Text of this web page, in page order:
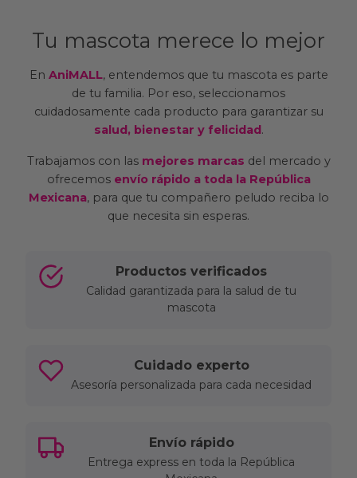
Tu mascota merece lo mejor
En AniMALL, entendemos que tu mascota es parte
de tu familia. Por eso, seleccionamos
cuidadosamente cada producto para garantizar su
salud, bienestar y felicidad.
Trabajamos con las mejores marcas del mercado y
ofrecemos envío rápido a toda la República
Mexicana, para que tu compañero peludo reciba lo
que necesita sin esperas.
Productos verificados
Calidad garantizada para la salud de tu
mascota
Cuidado experto
Asesoría personalizada para cada necesidad
Envío rápido
Entrega express en toda la República